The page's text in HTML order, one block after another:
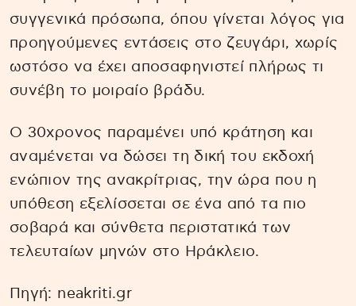
συγγενικά πρόσωπα, όπου γίνεται λόγος για
προηγούμενες εντάσεις στο ζευγάρι, χωρίς
ωστόσο να έχει αποσαφηνιστεί πλήρως τι
συνέβη το μοιραίο βράδυ.
Ο 30χρονος παραμένει υπό κράτηση και
αναμένεται να δώσει τη δική του εκδοχή
ενώπιον της ανακρίτριας, την ώρα που η
υπόθεση εξελίσσεται σε ένα από τα πιο
σοβαρά και σύνθετα περιστατικά των
τελευταίων μηνών στο Ηράκλειο.
Πηγή: neakriti.gr